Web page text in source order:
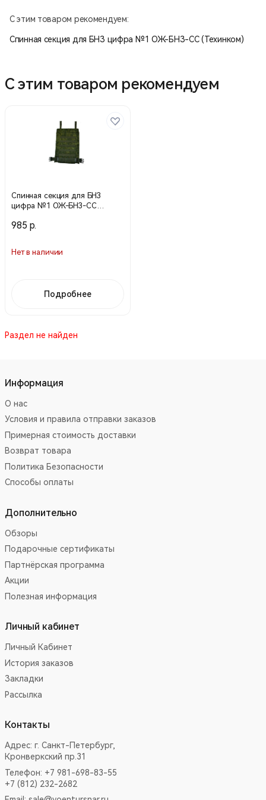
С этим товаром рекомендуем:
Спинная секция для БНЗ цифра №1 ОЖ-БНЗ-СС (Техинком)
С этим товаром рекомендуем
Спинная секция для БНЗ
цифра №1 ОЖ-БНЗ-СС
985 р.
Нет в наличии
Подробнее
Раздел не найден
Информация
О нас
Условия и правила отправки заказов
Примерная стоимость доставки
Возврат товара
Политика Безопасности
Способы оплаты
Дополнительно
Обзоры
Подарочные сертификаты
Партнёрская программа
Акции
Полезная информация
Личный кабинет
Личный Кабинет
История заказов
Закладки
Рассылка
Контакты
Адрес: г. Санкт-Петербург,
Кронверкский пр.31
Телефон: +7 981-698-83-55
+7 (812) 232-2682